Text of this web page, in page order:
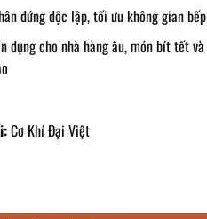
đứng độc lập, tối ưu không gian bếp
dụng cho nhà hàng âu, món bít tết và
Cơ Khí Đại Việt
gas có chân đứng GG2BFS-17 số lượng